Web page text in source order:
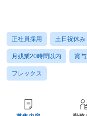
正社員採用 土日祝休み
月残業20時間以内 賞与
フレックス